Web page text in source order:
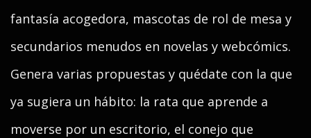
fantasía acogedora, mascotas de rol de mesa y
secundarios menudos en novelas y webcómics.
Genera varias propuestas y quédate con la que
ya sugiera un hábito: la rata que aprende a
moverse por un escritorio, el conejo que